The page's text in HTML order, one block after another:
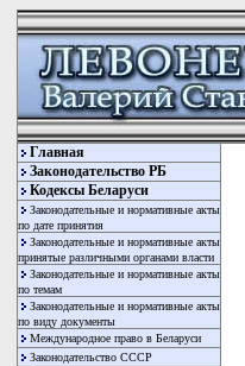
Главная
Законодательство РБ
Кодексы Беларуси
Законодательные и нормативные акты
по дате принятия
Законодательные и нормативные акты
принятые различными органами власти
Законодательные и нормативные акты
по темам
Законодательные и нормативные акты
по виду документы
Международное право в Беларуси
Законодательство СССР